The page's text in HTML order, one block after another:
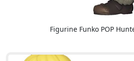
Figurine Funko POP